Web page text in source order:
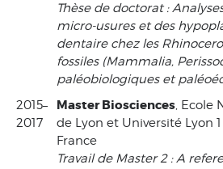
Thèse de doctorat :
micro-usures et des
dentaire chez les
fossiles (Mammalia,
paléobiologiques et
2015–
2017
Master Biosciences, Ecole
de Lyon et Université Lyon
France
Travail de Master 2 : A